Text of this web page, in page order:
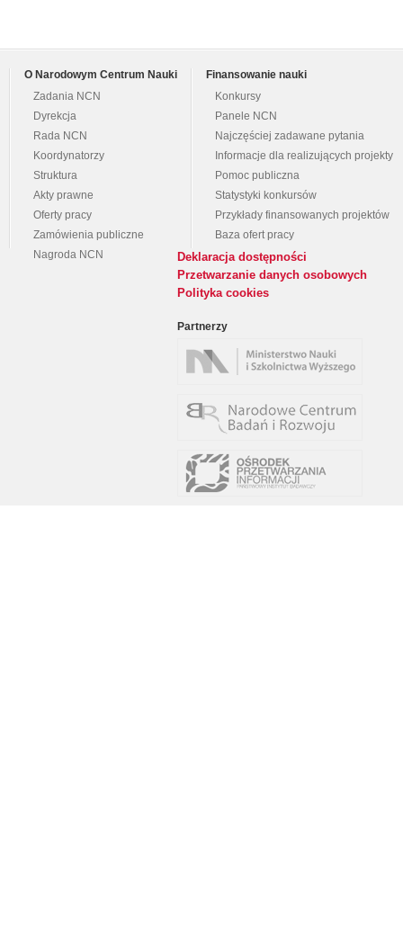
O Narodowym Centrum Nauki
Zadania NCN
Dyrekcja
Rada NCN
Koordynatorzy
Struktura
Akty prawne
Oferty pracy
Zamówienia publiczne
Nagroda NCN
Finansowanie nauki
Konkursy
Panele NCN
Najczęściej zadawane pytania
Informacje dla realizujących projekty
Pomoc publiczna
Statystyki konkursów
Przykłady finansowanych projektów
Baza ofert pracy
Deklaracja dostępności
Przetwarzanie danych osobowych
Polityka cookies
Partnerzy